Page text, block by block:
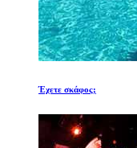
Έχετε σκάφος;